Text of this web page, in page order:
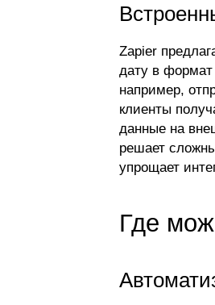
Zapier
дату в
например,
клиенты
данные на
решает
упрощает
Где